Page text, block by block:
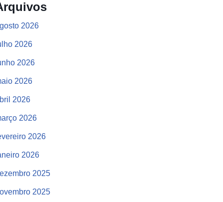
2026
2026
2026
2026
2026
2026
2026
2026
2025
2025